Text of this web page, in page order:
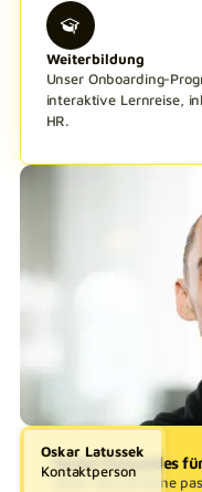
Weiterbildung
Unser Onboarding-
interaktive Lernreise,
HR.
Oskar Latussek
Kontaktperson
Nichts Passendes
Wenn aktuell keine